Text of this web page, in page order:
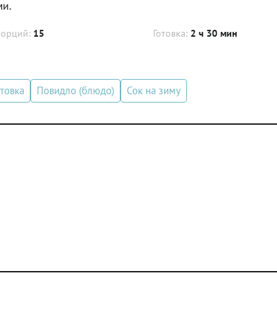
15 Готовка: 2 ч 30 мин
Повидло (блюдо) Сок на зиму